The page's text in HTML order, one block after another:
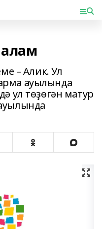
– Алик. Ул
ауылында
ул төҙөгән матур